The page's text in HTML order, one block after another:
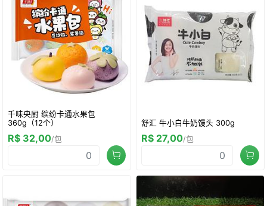
千味央厨 缤纷卡通水果包
360g（12个）
R$ 32,00/包
舒汇 牛小白牛奶馒头 300g
R$ 27,00/包